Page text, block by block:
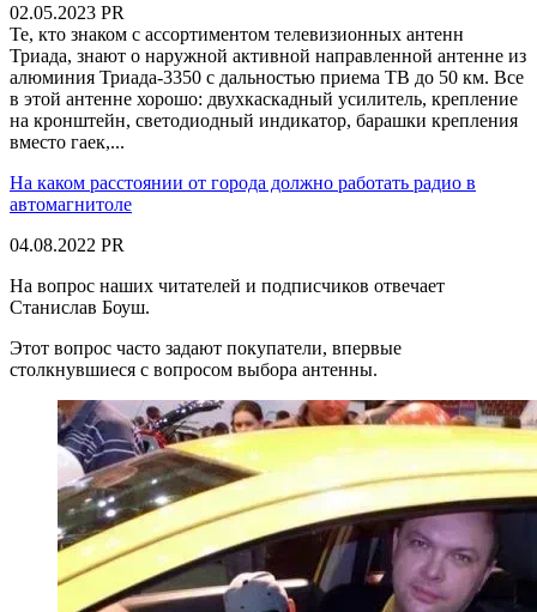
02.05.2023 PR
Те, кто знаком с ассортиментом телевизионных антенн
Триада, знают о наружной активной направленной антенне из
алюминия Триада-3350 с дальностью приема ТВ до 50 км. Все
в этой антенне хорошо: двухкаскадный усилитель, крепление
на кронштейн, светодиодный индикатор, барашки крепления
вместо гаек,...
На каком расстоянии от города должно работать радио в
автомагнитоле
04.08.2022 PR
На вопрос наших читателей и подписчиков отвечает
Станислав Боуш.
Этот вопрос часто задают покупатели, впервые
столкнувшиеся с вопросом выбора антенны.